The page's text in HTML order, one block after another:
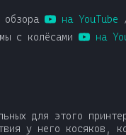
обзора
на YouTube
с колёсами
на
для этого
у него косяков,